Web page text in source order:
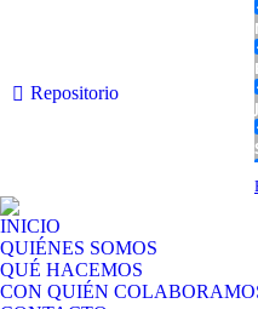
Repositorio
INICIO
QUIÉNES SOMOS
QUÉ HACEMOS
CON QUIÉN